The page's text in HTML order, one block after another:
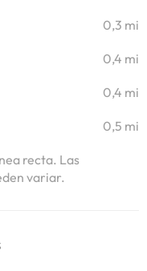
0,3 mi
0,4 mi
0,4 mi
0,5 mi
recta. Las
variar.